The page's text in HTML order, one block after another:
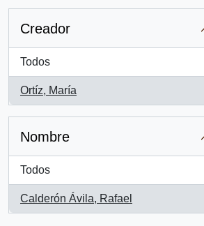
Creador
Todos
Ortíz, María
, 1 resultados
Nombre
Todos
Calderón Ávila, Rafael
, 1 resultados